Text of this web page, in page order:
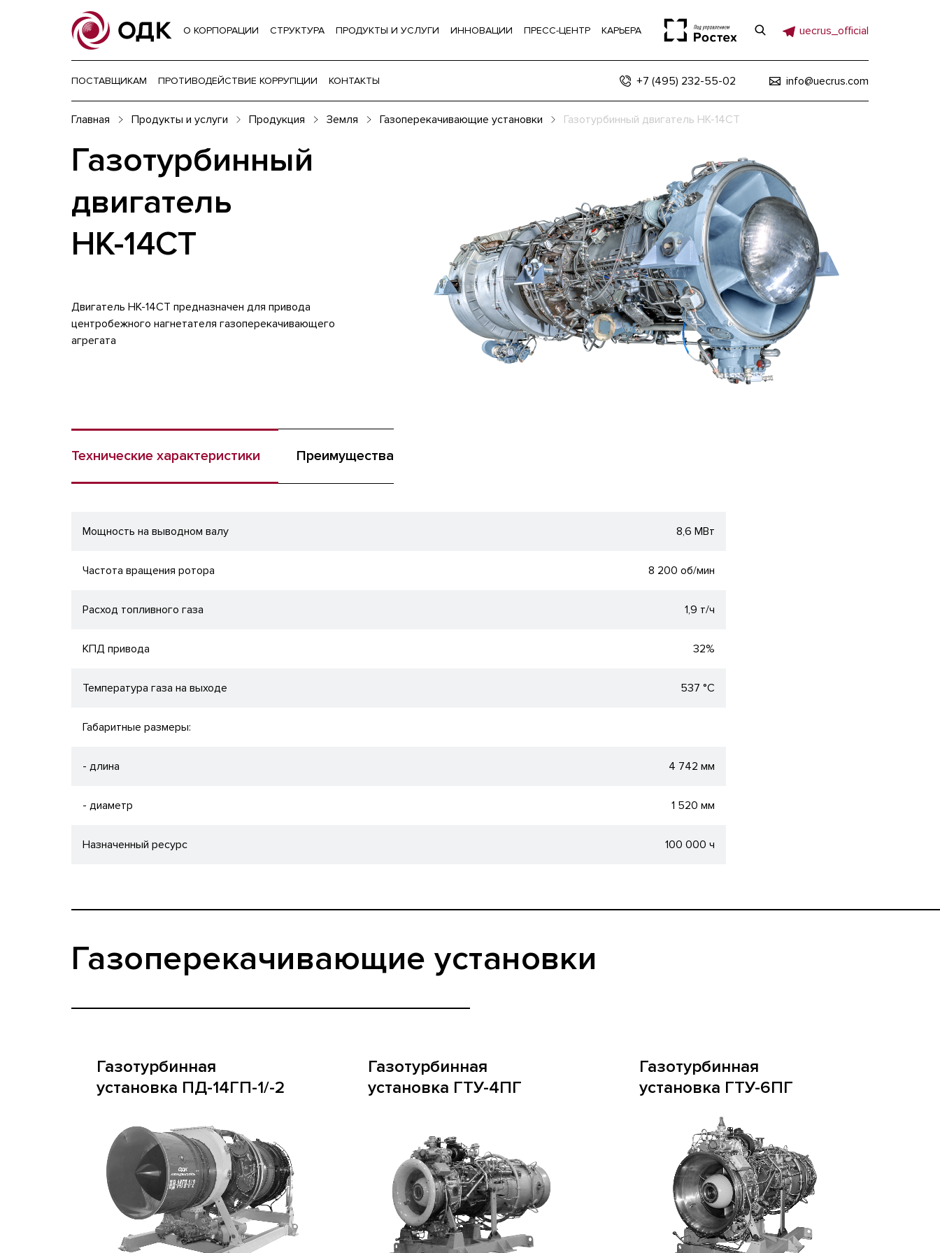
О КОРПОРАЦИИ СТРУКТУРА ПРОДУКТЫ И УСЛУГИ ИННОВАЦИИ ПРЕСС-ЦЕНТР КАРЬЕРА uecrus_official
ПОСТАВЩИКАМ ПРОТИВОДЕЙСТВИЕ КОРРУПЦИИ КОНТАКТЫ +7 (495) 232-55-02 info@uecrus.com
Главная Продукты и услуги Продукция Земля Газоперекачивающие установки Газотурбинный двигатель НК-14СТ
Газотурбинный
двигатель
НК-14СТ
Двигатель НК-14СТ предназначен для привода
центробежного нагнетателя газоперекачивающего
агрегата
Технические характеристики Преимущества
Мощность на выводном валу 8,6 МВт
Частота вращения ротора 8 200 об/мин
Расход топливного газа 1,9 т/ч
КПД привода 32%
Температура газа на выходе 537 °C
Габаритные размеры:
- длина 4 742 мм
- диаметр 1 520 мм
Назначенный ресурс 100 000 ч
Газоперекачивающие установки
Газотурбинная
установка ПД-14ГП-1/-2
Газотурбинная
установка ГТУ-4ПГ
Газотурбинная
установка ГТУ-6ПГ